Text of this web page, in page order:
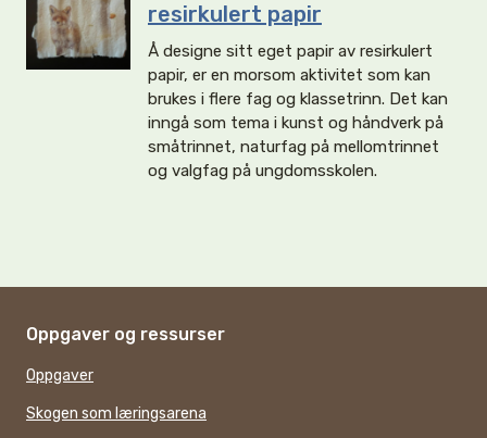
resirkulert papir
Å designe sitt eget papir av resirkulert
papir, er en morsom aktivitet som kan
brukes i flere fag og klassetrinn. Det kan
inngå som tema i kunst og håndverk på
småtrinnet, naturfag på mellomtrinnet
og valgfag på ungdomsskolen.
Oppgaver og ressurser
Oppgaver
Skogen som læringsarena